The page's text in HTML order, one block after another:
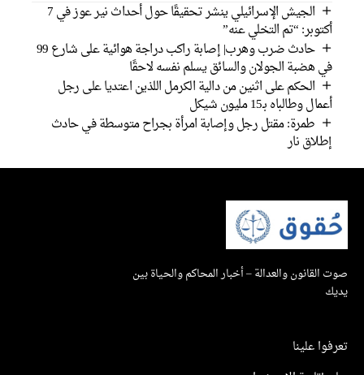
الجيش الإسرائيلي ينشر تحقيقًا حول أحداث نير عوز في 7
أكتوبر: “تم التخلي عنه”
حادث ضرب وهرب| إصابة راكب دراجة هوائية على شارع 99
في هضبة الجولان والسائق يسلم نفسه لاحقًا
الحكم على اثنين من دالية الكرمل اللذين اعتديا على رجل
أعمال وطالباه بـ15 مليون شيكل
طمرة: مقتل رجل وإصابة امرأة بجراح متوسطة في حادث
إطلاق نار
صوت القانون والعدالة – أخبار المحاكم والحياة بين
يديك
تعرفوا علينا